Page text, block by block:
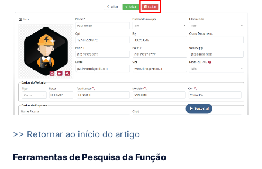
>> Retornar ao início do artigo
Ferramentas de Pesquisa da Função